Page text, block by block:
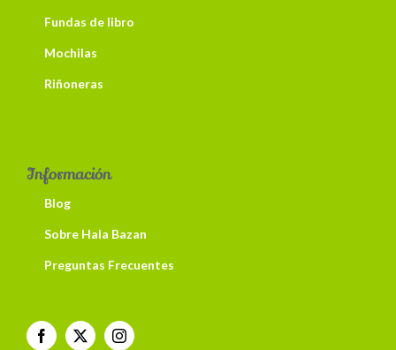
Fundas de libro
Mochilas
Riñoneras
Información
Blog
Sobre Hala Bazan
Preguntas Frecuentes